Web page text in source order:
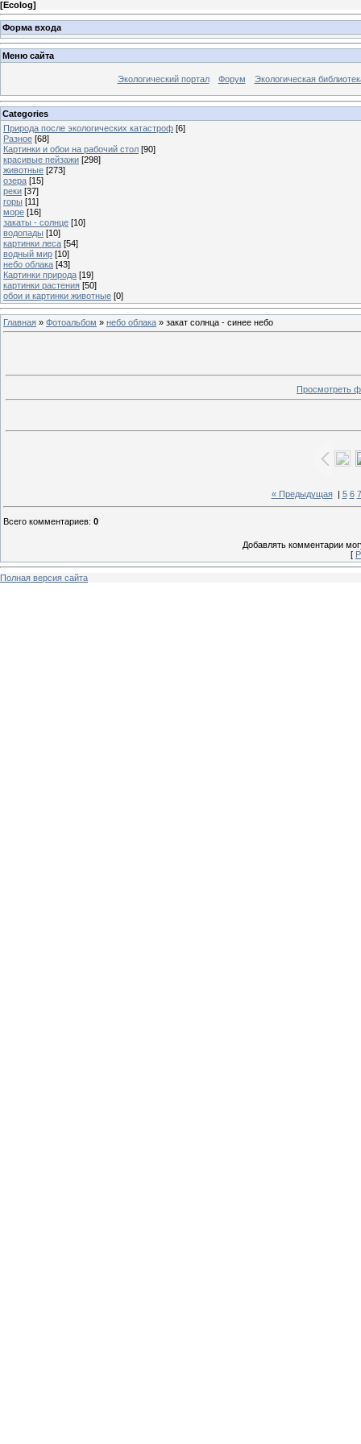
[Ecolog]
Форма входа
Меню сайта
Экологический портал Форум Экологическая
Categories
Природа после экологических катастроф [6]
Разное [68]
Картинки и обои на рабочий стол [90]
красивые пейзажи [298]
животные [273]
озера [15]
реки [37]
горы [11]
море [16]
закаты - солнце [10]
водопады [10]
картинки леса [54]
водный мир [10]
небо облака [43]
Картинки природа [19]
картинки растения [50]
обои и картинки животные [0]
Главная » Фотоальбом » небо облака » закат солнца - синее небо
Просмотреть
« Предыдущая| 5 6 7
Всего комментариев: 0
Добавлять комментарии
[
Полная версия сайта